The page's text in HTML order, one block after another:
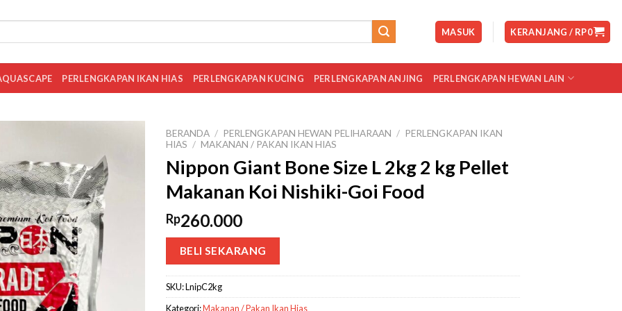
MASUK KERANJANG / RP0
PERLENGKAPAN IKAN HIAS PERLENGKAPAN KUCING PERLENGKAPAN ANJING PERLENGKAPAN HEWAN LAIN
BERANDA / PERLENGKAPAN HEWAN PELIHARAAN / PERLENGKAPAN IKAN
HIAS / MAKANAN / PAKAN IKAN HIAS
Nippon Giant Bone Size L 2kg 2 kg Pellet
Makanan Koi Nishiki-Goi Food
Rp260.000
BELI SEKARANG
SKU:LnipC2kg
Kategori:Makanan / Pakan Ikan Hias